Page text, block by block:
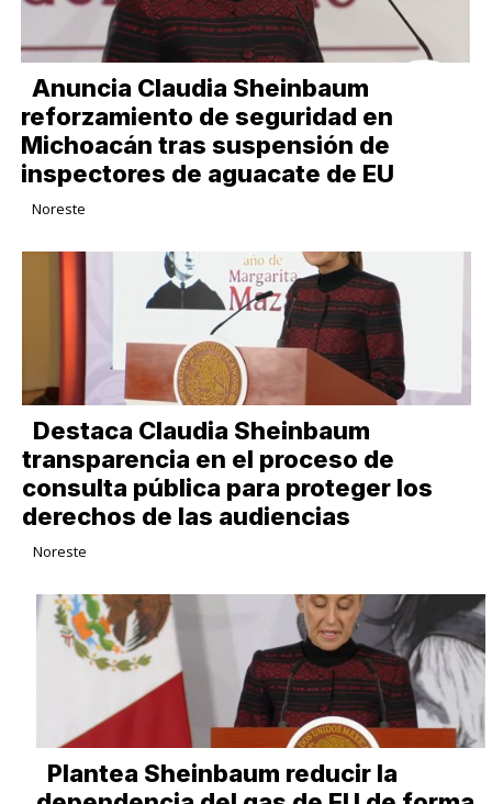
Anuncia Claudia Sheinbaum
reforzamiento de seguridad en
Michoacán tras suspensión de
inspectores de aguacate de EU
Noreste
Destaca Claudia Sheinbaum
transparencia en el proceso de
consulta pública para proteger los
derechos de las audiencias
Noreste
Plantea Sheinbaum reducir la